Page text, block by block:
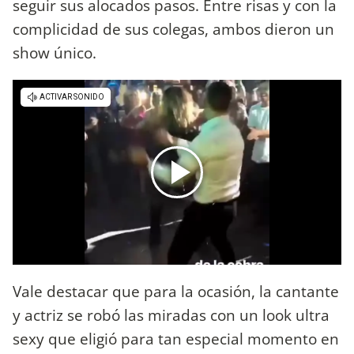
seguir sus alocados pasos. Entre risas y con la
complicidad de sus colegas, ambos dieron un
show único.
Vale destacar que para la ocasión, la cantante
y actriz se robó las miradas con un look ultra
sexy que eligió para tan especial momento en